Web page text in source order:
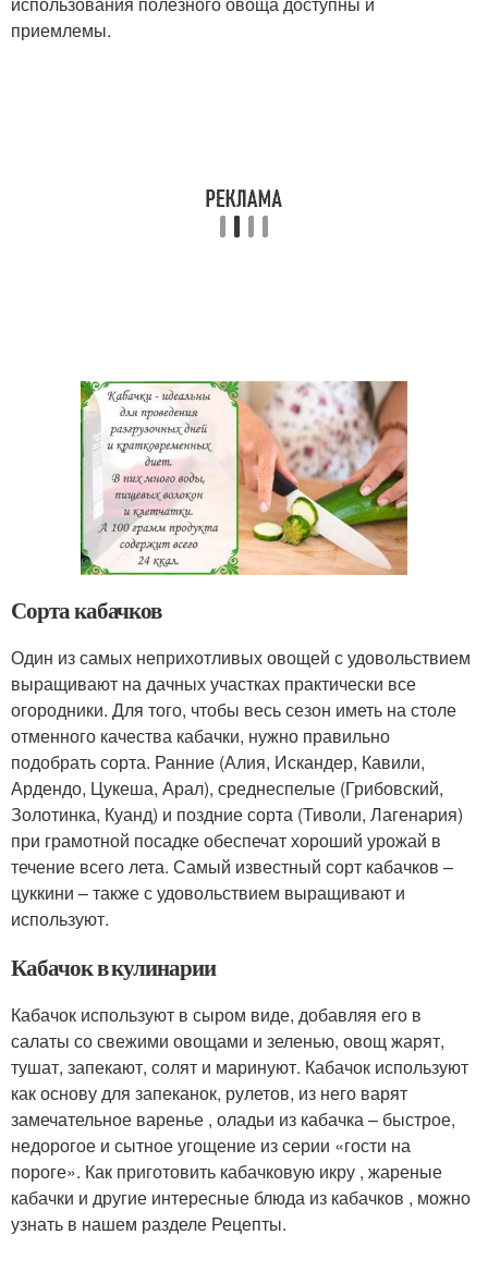
приемлемы.
Сорта кабачков
Один из самых неприхотливых овощей с удовольствием
выращивают на дачных участках практически все
огородники. Для того, чтобы весь сезон иметь на столе
отменного качества кабачки, нужно правильно
подобрать сорта. Ранние (Алия, Искандер, Кавили,
Ардендо, Цукеша, Арал), среднеспелые (Грибовский,
Золотинка, Куанд) и поздние сорта (Тиволи, Лагенария)
при грамотной посадке обеспечат хороший урожай в
течение всего лета. Самый известный сорт кабачков –
цуккини – также с удовольствием выращивают и
используют.
Кабачок в кулинарии
Кабачок используют в сыром виде, добавляя его в
салаты со свежими овощами и зеленью, овощ жарят,
тушат, запекают, солят и маринуют. Кабачок используют
как основу для запеканок, рулетов, из него варят
замечательное варенье , оладьи из кабачка – быстрое,
недорогое и сытное угощение из серии «гости на
пороге». Как приготовить кабачковую икру , жареные
кабачки и другие интересные блюда из кабачков , можно
узнать в нашем разделе Рецепты.